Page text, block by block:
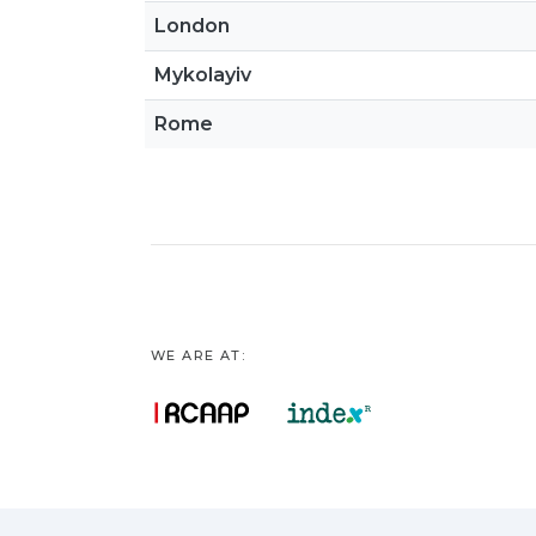
London
Mykolayiv
Rome
WE ARE AT: